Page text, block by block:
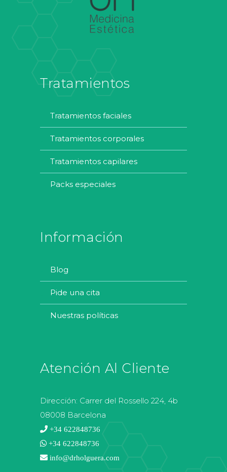
Tratamientos
tratamientos faciales
tratamientos corporales
tratamientos capilares
packs especiales
Información
blog
pide una cita
nuestras políticas
Atención Al Cliente
Dirección: Carrer del Rossello 224, 4b
08008 Barcelona
+34 622848736
+34 622848736
info@drholguera.com